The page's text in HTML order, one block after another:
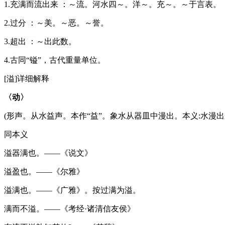
1.充满而流出来 ：～流。河水四～。洋～。充～。～于言表。
2.过分 ：～美。～恶。～誉。
3.超出 ：～出此数。
4.古同“镒”，古代重量单位。
[溢]详细解释
〈动〉
(形声。从水益声。本作“益”。象水从器皿中漫出。本义:水漫
同本义
溢器满也。——《说文》
溢盈也。——《尔雅》
溢满也。——《广雅》。按过满为溢。
满而不溢。——《考经·诸清信友侯》